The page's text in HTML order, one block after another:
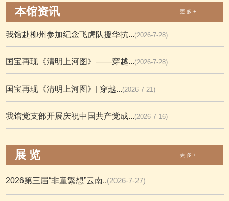
本馆资讯 更 多 +
我馆赴柳州参加纪念飞虎队援华抗...(2026-7-28)
国宝再现《清明上河图》——穿越...(2026-7-28)
国宝再现《清明上河图》| 穿越...(2026-7-21)
我馆党支部开展庆祝中国共产党成...(2026-7-16)
展 览 更 多 +
2026第三届“非童繁想”云南..(2026-7-27)